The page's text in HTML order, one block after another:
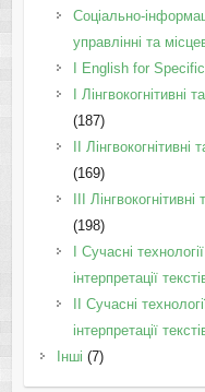
Соціально-
управлінні та
І English for
I Лінгвокогнітивні
(187)
IІ
(169)
IІI
(198)
I Cучасні
інтерпретації
II Cучасні
інтерпретації
Інші (7)